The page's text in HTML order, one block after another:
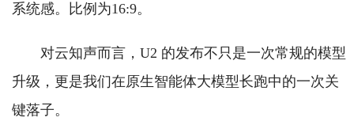
系统感。比例为16:9。
对云知声而言，U2 的发布不只是一次常规的模型
升级，更是我们在原生智能体大模型长跑中的一次关
键落子。